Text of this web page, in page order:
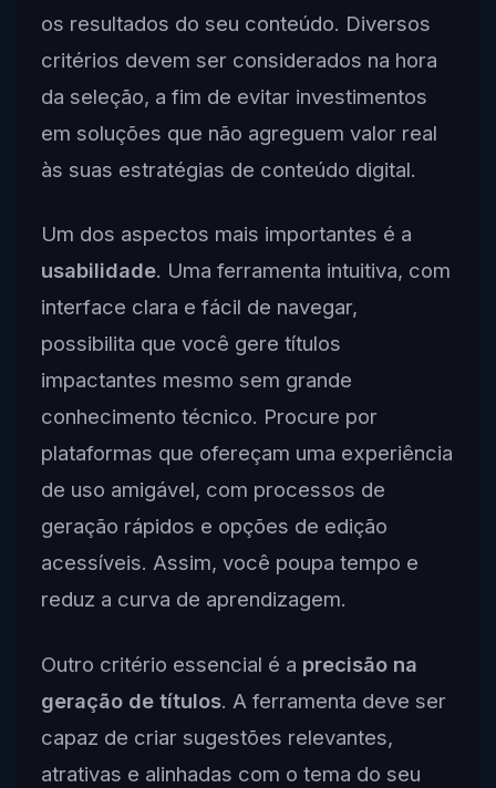
os resultados do seu conteúdo. Diversos
critérios devem ser considerados na hora
da seleção, a fim de evitar investimentos
em soluções que não agreguem valor real
às suas estratégias de conteúdo digital.
Um dos aspectos mais importantes é a
usabilidade. Uma ferramenta intuitiva, com
interface clara e fácil de navegar,
possibilita que você gere títulos
impactantes mesmo sem grande
conhecimento técnico. Procure por
plataformas que ofereçam uma experiência
de uso amigável, com processos de
geração rápidos e opções de edição
acessíveis. Assim, você poupa tempo e
reduz a curva de aprendizagem.
Outro critério essencial é a precisão na
geração de títulos. A ferramenta deve ser
capaz de criar sugestões relevantes,
atrativas e alinhadas com o tema do seu